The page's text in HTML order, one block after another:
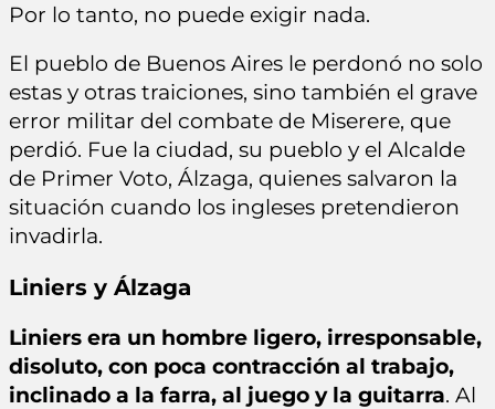
Por lo tanto, no puede exigir nada.
El pueblo de Buenos Aires le perdonó no solo
estas y otras traiciones, sino también el grave
error militar del combate de Miserere, que
perdió. Fue la ciudad, su pueblo y el Alcalde
de Primer Voto, Álzaga, quienes salvaron la
situación cuando los ingleses pretendieron
invadirla.
Liniers y Álzaga
Liniers era un hombre ligero, irresponsable,
disoluto, con poca contracción al trabajo,
inclinado a la farra, al juego y la guitarra. Al